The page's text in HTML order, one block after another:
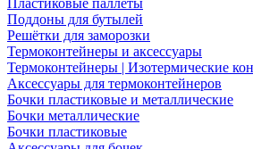
Пластиковые паллеты
Поддоны для бутылей
Решётки для заморозки
Термоконтейнеры и аксессуары
Термоконтейнеры | Изотермические
Аксессуары для термоконтейнеров
Бочки пластиковые и металлические
Бочки металлические
Бочки пластиковые